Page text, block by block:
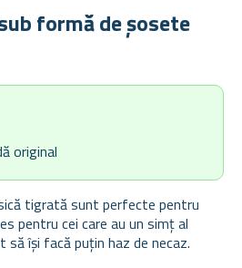
formă de șosete
original
tigrată sunt perfecte pentru
pentru cei care au un simț al
își facă puțin haz de necaz.